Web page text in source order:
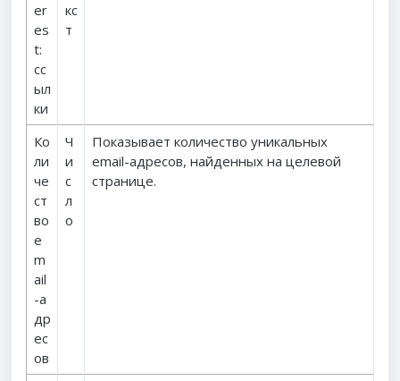
er
es
t:
сс
ыл
ки
кс
т
Ко
ли
че
ст
во
e
m
ail
-а
др
ес
ов
Ч
и
с
л
о
Показывает количество уникальных
email-адресов, найденных на целевой
странице.